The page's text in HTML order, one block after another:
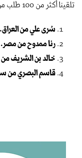
تلقينا أكثر من 100 طلب من بلدان المنطقة العربية. لم يكن الاختيار سهلاً نظراً للمستوى العالي للعديد من الطلبات، ولكن بمساعدة لجنة اختيار مستقلة، تم قبول كل من:
سُرى علي من العراق.
رنا ممدوح من مصر.
خالد بن الشريف
قاسم البصري من